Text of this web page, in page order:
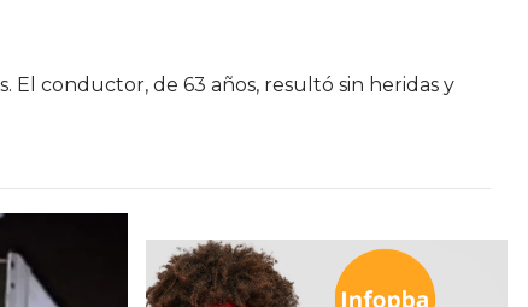
El conductor, de 63 años, resultó sin heridas y